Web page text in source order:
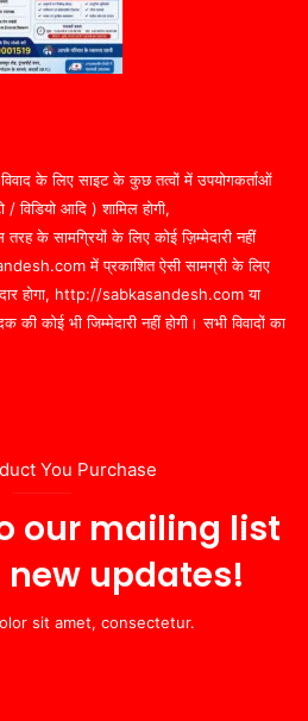
के लिए साइट के कुछ तत्वों में उपयोगकर्ताओं
/ विडियो आदि ) शामिल होगी,
के सामग्रियों के लिए कोई ज़िम्मेदारी नहीं
में प्रकाशित ऐसी सामग्री के लिए
होगा, http://sabkasandesh.com या
कोई भी जिम्मेदारी नहीं होगी। सभी विवादों का
You Purchase
our mailing list
updates!
sit amet, consectetur.